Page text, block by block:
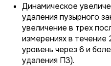
Динамическое
удаления пузырного
увеличение в трех
измерениях в
уровень через 6 и
удаления ПЗ).